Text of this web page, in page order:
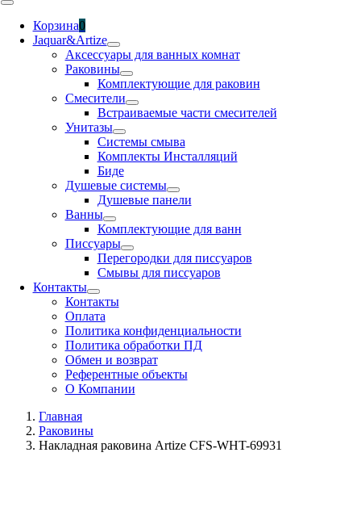
Toggle
NavigationКорзина0
Jaquar&Artize
Аксессуары для ванных комнат
Раковины
Комплектующие для раковин
Смесители
Встраиваемые части смесителей
Унитазы
Системы смыва
Комплекты Инсталляций
Биде
Душевые системы
Душевые панели
Ванны
Комплектующие для ванн
Писсуары
Перегородки для писсуаров
Смывы для писсуаров
Контакты
Контакты
Оплата
Политика конфиденциальности
Политика обработки ПД
Обмен и возврат
Референтные объекты
О Компании
Главная
Раковины
Накладная раковина Artize CFS-WHT-69931